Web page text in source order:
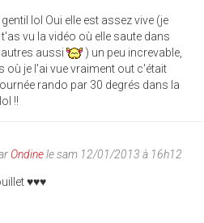
lol Oui elle est assez vive (je
vu la vidéo où elle saute dans
autres aussi
) un peu increvable,
où je l'ai vue vraiment out c'était
rando par 30 degrés dans la
!!
Ondinele sam 12/01/2013 à 16h12
♥♥♥